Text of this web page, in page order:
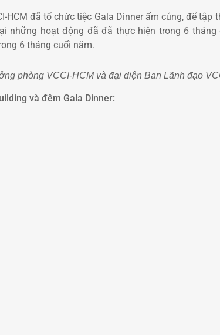
HCM đã tổ chức tiệc Gala Dinner ấm cúng, để tập
những hoạt động đã đã thực hiện trong 6
6 tháng cuối năm.
phòng VCCI-HCM và đại diện Ban Lãnh đạo
và đêm Gala Dinner: